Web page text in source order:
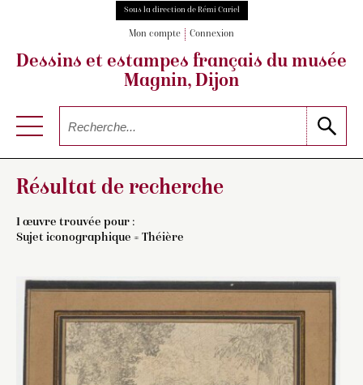
Sous la direction de Rémi Cariel
Mon compte Connexion
Dessins et estampes français du musée
Magnin, Dijon
Résultat de recherche
1 œuvre trouvée pour :
Sujet iconographique = Théière